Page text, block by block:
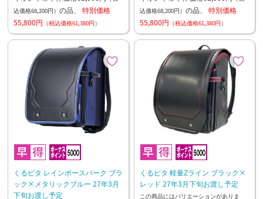
込価格68,200円） の品、 特別価格
55,800円 （税込価格61,380円）
込価格68,200円） の品、 特別価格
55,800円 （税込価格61,380円）
くるピタ レインボースパーク ブラ
ック×メタリックブルー 27年3月
下旬お渡し予定
くるピタ 軽量Zライン ブラック×
レッド 27年3月下旬お渡し予定
この商品にはバリエーションがありま